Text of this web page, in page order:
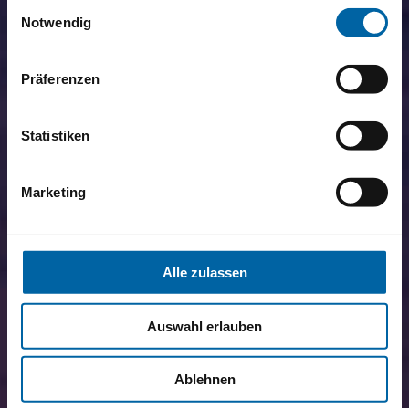
Notwendig
Präferenzen
Statistiken
Marketing
Alle zulassen
Auswahl erlauben
Ablehnen